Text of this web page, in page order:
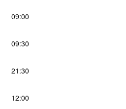
09:00
09:30
21:30
12:00